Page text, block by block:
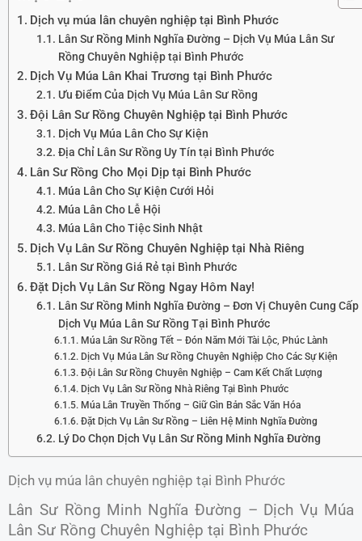
Dịch vụ múa lân chuyên nghiệp tại Bình Phước
Lân Sư Rồng Minh Nghĩa Đường – Dịch Vụ Múa Lân Sư
Rồng Chuyên Nghiệp tại Bình Phước
Dịch Vụ Múa Lân Khai Trương tại Bình Phước
Ưu Điểm Của Dịch Vụ Múa Lân Sư Rồng
Đội Lân Sư Rồng Chuyên Nghiệp tại Bình Phước
Dịch Vụ Múa Lân Cho Sự Kiện
Địa Chỉ Lân Sư Rồng Uy Tín tại Bình Phước
Lân Sư Rồng Cho Mọi Dịp tại Bình Phước
Múa Lân Cho Sự Kiện Cưới Hỏi
Múa Lân Cho Lễ Hội
Múa Lân Cho Tiệc Sinh Nhật
Dịch Vụ Lân Sư Rồng Chuyên Nghiệp tại Nhà Riêng
Lân Sư Rồng Giá Rẻ tại Bình Phước
Đặt Dịch Vụ Lân Sư Rồng Ngay Hôm Nay!
Lân Sư Rồng Minh Nghĩa Đường – Đơn Vị Chuyên Cung Cấp
Dịch Vụ Múa Lân Sư Rồng Tại Bình Phước
Múa Lân Sư Rồng Tết – Đón Năm Mới Tài Lộc, Phúc Lành
Dịch Vụ Múa Lân Sư Rồng Chuyên Nghiệp Cho Các Sự Kiện
Đội Lân Sư Rồng Chuyên Nghiệp – Cam Kết Chất Lượng
Dịch Vụ Lân Sư Rồng Nhà Riêng Tại Bình Phước
Múa Lân Truyền Thống – Giữ Gìn Bản Sắc Văn Hóa
Đặt Dịch Vụ Lân Sư Rồng – Liên Hệ Minh Nghĩa Đường
Lý Do Chọn Dịch Vụ Lân Sư Rồng Minh Nghĩa Đường
Dịch vụ múa lân chuyên nghiệp tại Bình Phước
Lân Sư Rồng Minh Nghĩa Đường – Dịch Vụ Múa
Lân Sư Rồng Chuyên Nghiệp tại Bình Phước